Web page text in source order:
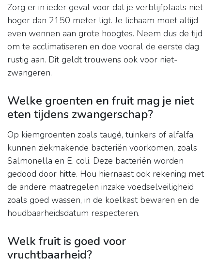
Zorg er in ieder geval voor dat je verblijfplaats niet
hoger dan 2150 meter ligt. Je lichaam moet altijd
even wennen aan grote hoogtes. Neem dus de tijd
om te acclimatiseren en doe vooral de eerste dag
rustig aan. Dit geldt trouwens ook voor niet-
zwangeren.
Welke groenten en fruit mag je niet
eten tijdens zwangerschap?
Op kiemgroenten zoals taugé, tuinkers of alfalfa,
kunnen ziekmakende bacteriën voorkomen, zoals
Salmonella en E. coli. Deze bacteriën worden
gedood door hitte. Hou hiernaast ook rekening met
de andere maatregelen inzake voedselveiligheid
zoals goed wassen, in de koelkast bewaren en de
houdbaarheidsdatum respecteren.
Welk fruit is goed voor
vruchtbaarheid?